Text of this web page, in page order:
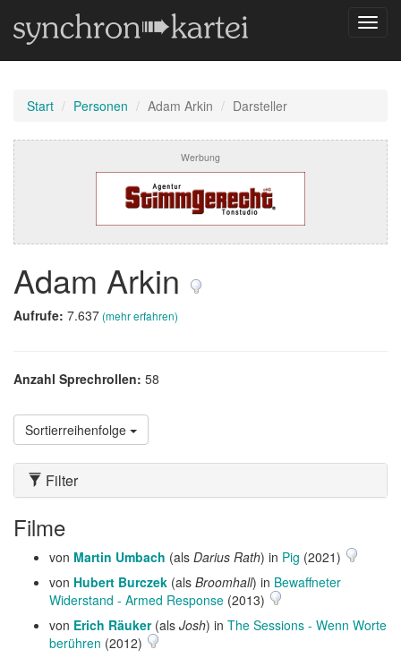
Start Personen Adam Arkin Darsteller
Werbung
Adam Arkin
Aufrufe: 7.637(mehr erfahren)
Anzahl Sprechrollen: 58
Sortierreihenfolge
Filter
Filme
von Martin Umbach (als Darius Rath) in Pig (2021)
von Hubert Burczek (als Broomhall) in Bewaffneter
Widerstand - Armed Response (2013)
von Erich Räuker(als Josh) in The Sessions - Wenn Worte
berühren (2012)